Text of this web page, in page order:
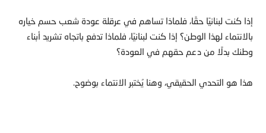
إذا كنت لبنانيًا حقًا، فلماذا تساهم في عرقلة عودة شعب حسم خياره
بالانتماء لهذا الوطن؟ إذا كنت لبنانيًا، فلماذا تدفع باتجاه تشريد أبناء
وطنك بدلًا من دعم حقهم في العودة؟
هذا هو التحدي الحقيقي، وهنا يُختبر الانتماء بوضوح.